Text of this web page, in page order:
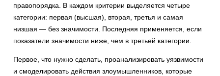
правопорядка. В каждом критерии выделяется четыре
категории: первая (высшая), вторая, третья и самая
низшая — без значимости. Последняя применяется, если
показатели значимости ниже, чем в третьей категории.
Первое, что нужно сделать, проанализировать уязвимости
и смоделировать действия злоумышленников, которые